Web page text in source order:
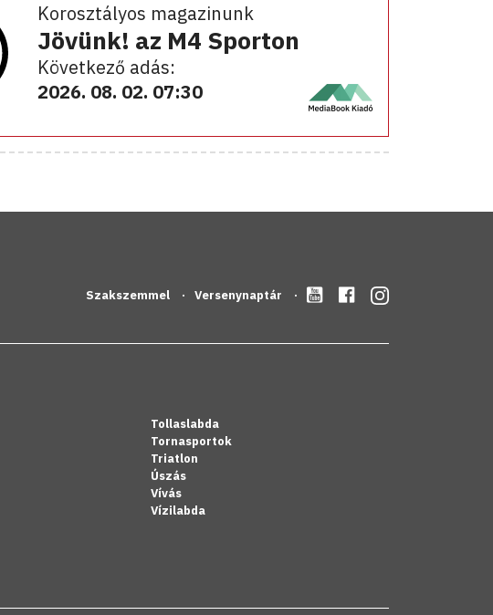
Korosztályos magazinunk
Jövünk! az M4 Sporton
Következő adás:
2026. 08. 02. 07:30
Szakszemmel Versenynaptár
Tollaslabda
Tornasportok
Triatlon
Úszás
Vívás
Vízilabda